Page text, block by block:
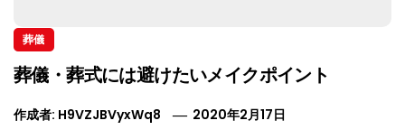
葬儀
葬儀・葬式には避けたいメイクポイント
作成者: H9VZJBVyxWq8 2020年2月17日